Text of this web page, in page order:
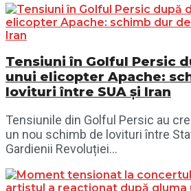
Tensiuni în Golful Persic
unui elicopter Apache:
lovituri între SUA și Iran
Tensiunile din Golful Persic au
un nou schimb de lovituri între
Gardienii Revoluției...